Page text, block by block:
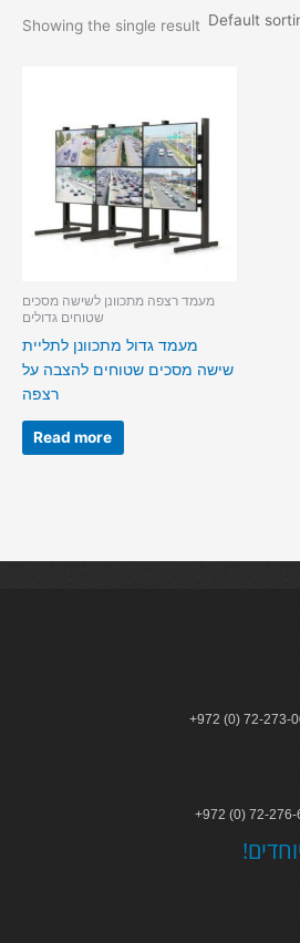
Showing the single result
מעמד רצפה מתכוונן לשישה מסכים
שטוחים גדולים
מעמד גדול מתכוונן לתליית
שישה מסכים שטוחים להצבה על
רצפה
Read more